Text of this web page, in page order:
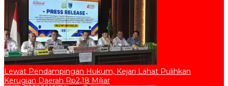
Lewat Pendampingan Hukum, Kejari Lahat Pulihkan
Kerugian Daerah Rp2,18 Miliar